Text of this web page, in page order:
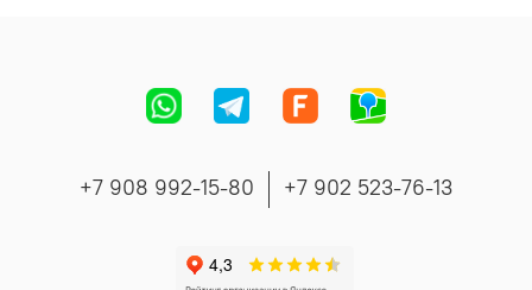
Cтоимость сборки формируется в зависимости от
адреса, вида и количества мебели.
время согласования заказа.
+7 908 992-15-80 +7 902 523-76-13